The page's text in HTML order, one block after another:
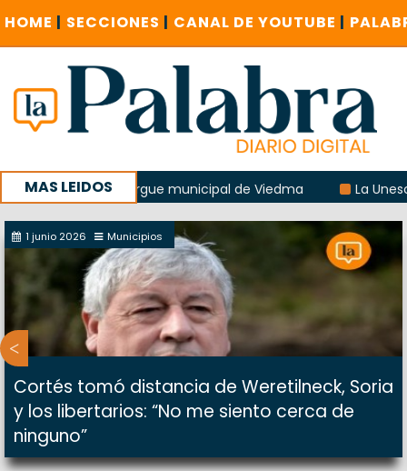
HOME | SECCIONES | CANAL DE YOUTUBE |
MAS LEIDOS
del albergue municipal de Viedma
La Unesco
un encuentro provincial en Roca
1 junio 2026 Municipios
Cortés tomó distancia de Weretilneck, Soria
y los libertarios: “No me siento cerca de
ninguno”